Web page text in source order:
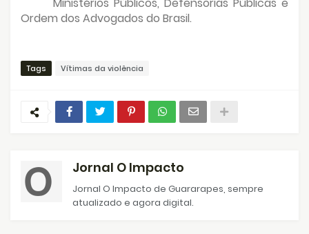
Ordem dos Advogados do Brasil.
Tags Vítimas da violência
Jornal O Impacto
Jornal O Impacto de Guararapes, sempre
atualizado e agora digital.